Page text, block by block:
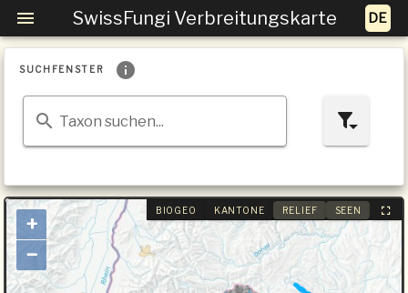
SwissFungi Verbreitungskarte
SUCHFENSTER
Taxon suchen...
BIOGEO KANTONE RELIEF SEEN
+
−